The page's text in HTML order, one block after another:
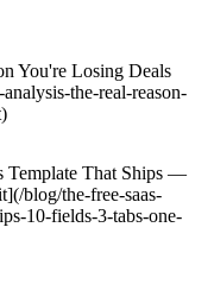
You're Losing Deals
the-real-reason-
Template That Ships —
blog/the-free-saas-
10-fields-3-tabs-one-